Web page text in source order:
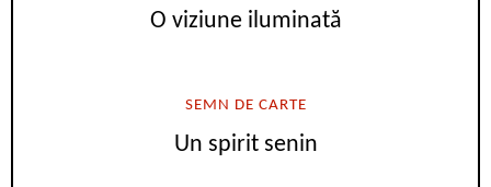
O viziune iluminată
SEMN DE CARTE
Un spirit senin